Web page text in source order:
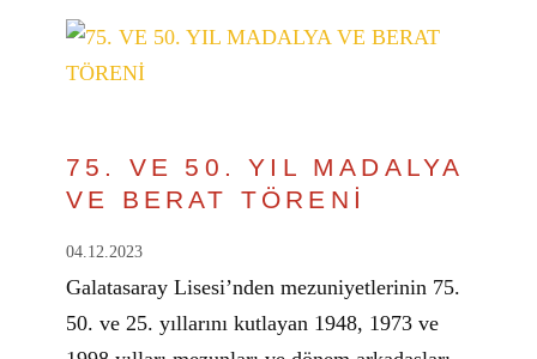
75. VE 50. YIL MADALYA
VE BERAT TÖRENİ
04.12.2023
Galatasaray Lisesi’nden mezuniyetlerinin 75.
50. ve 25. yıllarını kutlayan 1948, 1973 ve